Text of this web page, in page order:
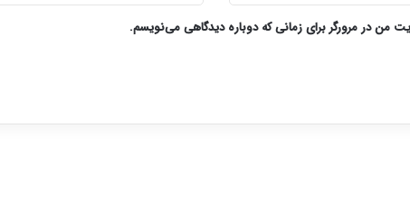
من در مرورگر برای زمانی که دوباره دیدگاهی می‌نویسم.